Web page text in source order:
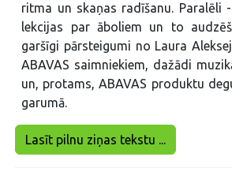
ritma un skaņas radīšanu. Paralēli
lekcijas par āboliem un to
garšīgi pārsteigumi no Laura
ABAVAS saimniekiem, dažādi
un, protams, ABAVAS produktu
garumā.
Lasīt pilnu ziņas tekstu ...